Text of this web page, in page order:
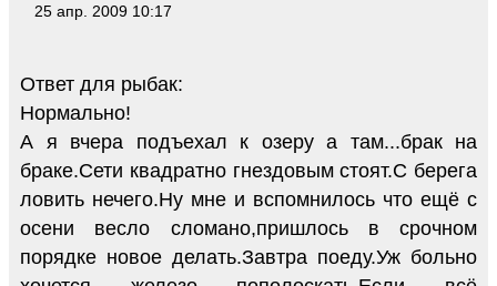
25 апр. 2009 10:17
Ответ для рыбак:
Нормально!
А я вчера подъехал к озеру а там...брак на
браке.Сети квадратно гнездовым стоят.С берега
ловить нечего.Ну мне и вспомнилось что ещё с
осени весло сломано,пришлось в срочном
порядке новое делать.Завтра поеду.Уж больно